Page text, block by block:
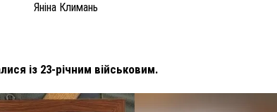
Яніна Климань
із 23-річним військовим.